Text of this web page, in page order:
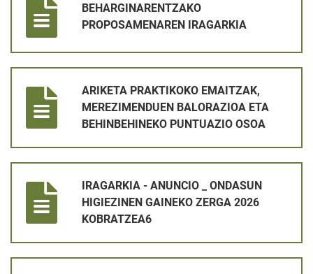
BEHARGINARENTZAKO
PROPOSAMENAREN IRAGARKIA
ARIKETA PRAKTIKOKO EMAITZAK,
MEREZIMENDUEN BALORAZIOA ETA
BEHINBEHINEKO PUNTUAZIO OSOA
IRAGARKIA - ANUNCIO _ ONDASUN
HIGIEZINEN GAINEKO ZERGA 2026
KOBRATZEA6